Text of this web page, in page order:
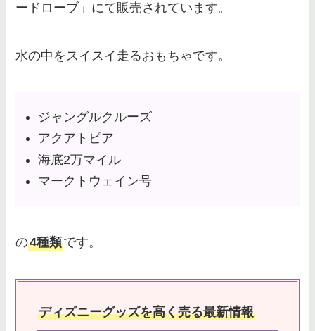
ードローブ」にて販売されています。
水の中をスイスイ走るおもちゃです。
ジャングルクルーズ
アクアトピア
海底2万マイル
マークトウェイン号
の4種類です。
ディズニーグッズを高く売る最新情報